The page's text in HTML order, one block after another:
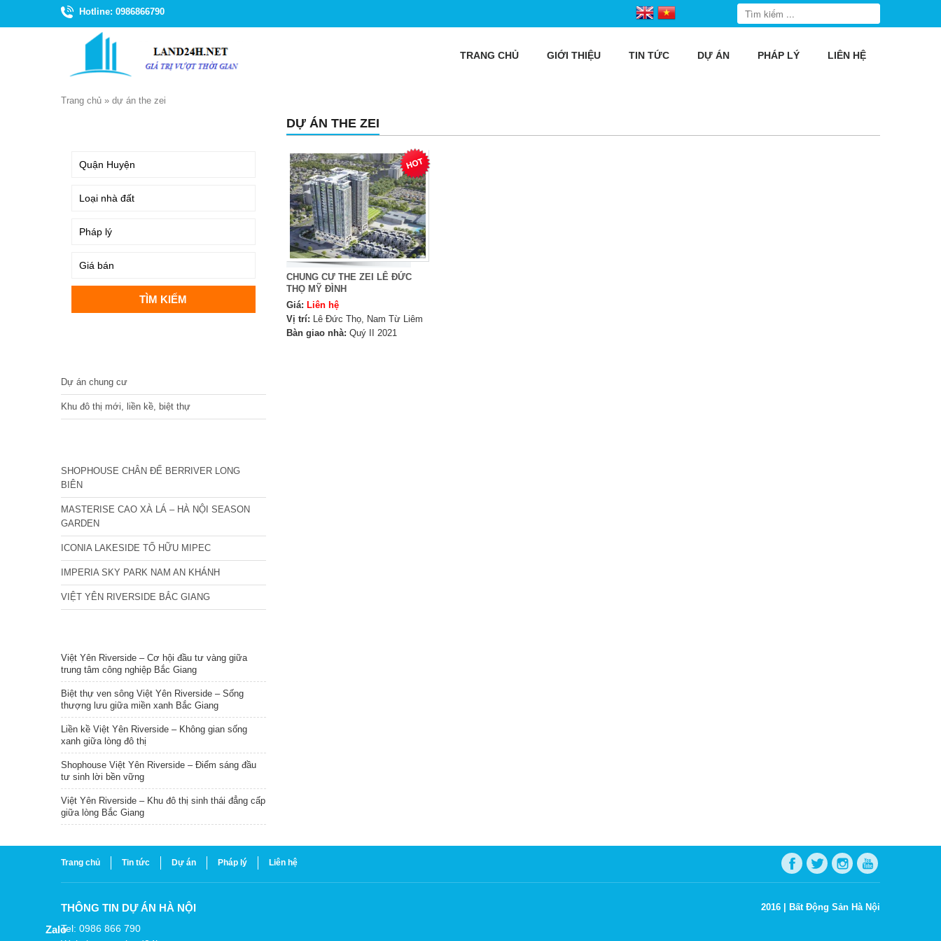
Hotline: 0986866790
TRANG CHỦ GIỚI THIỆU TIN TỨC DỰ ÁN PHÁP LÝ LIÊN HỆ
Trang chủ » dự án the zei
DỰ ÁN THE ZEI
CHUNG CƯ THE ZEI LÊ ĐỨC
THỌ MỸ ĐÌNH
Giá: Liên hệ
Vị trí: Lê Đức Thọ, Nam Từ Liêm
Bàn giao nhà: Quý II 2021
Dự án chung cư
Khu đô thị mới, liền kề, biệt thự
SHOPHOUSE CHÂN ĐẾ BERRIVER LONG
BIÊN
MASTERISE CAO XÀ LÁ – HÀ NỘI SEASON
GARDEN
ICONIA LAKESIDE TỐ HỮU MIPEC
IMPERIA SKY PARK NAM AN KHÁNH
VIỆT YÊN RIVERSIDE BẮC GIANG
Việt Yên Riverside – Cơ hội đầu tư vàng giữa
trung tâm công nghiệp Bắc Giang
Biệt thự ven sông Việt Yên Riverside – Sống
thượng lưu giữa miền xanh Bắc Giang
Liền kề Việt Yên Riverside – Không gian sống
xanh giữa lòng đô thị
Shophouse Việt Yên Riverside – Điểm sáng đầu
tư sinh lời bền vững
Việt Yên Riverside – Khu đô thị sinh thái đẳng cấp
giữa lòng Bắc Giang
Trang chủ Tin tức Dự án Pháp lý Liên hệ
THÔNG TIN DỰ ÁN HÀ NỘI
Tel: 0986 866 790
2016 | Bất Động Sản Hà Nội
Zalo